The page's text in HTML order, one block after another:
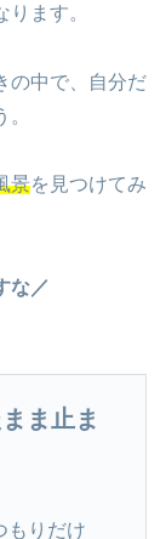
ます。
の中で、自分だ
景を見つけてみ
な／
ま止ま
もりだけ